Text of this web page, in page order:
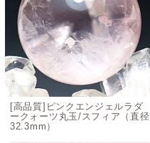
[高品質]ピンクエンジェルラダ
ークォーツ丸玉/スフィア（直径
32.3mm）